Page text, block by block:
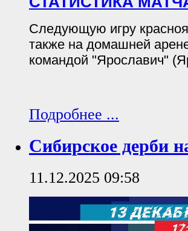
Следующую игру
также на домашней
командой "Ярославич"
Подробнее ...
Сибирское дерби
11.12.2025 09:58